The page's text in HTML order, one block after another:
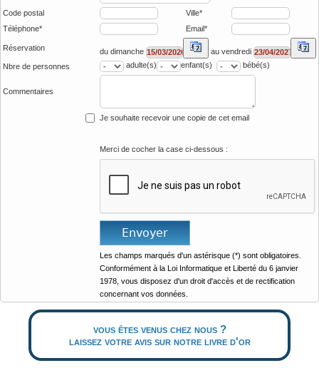
Code postal
Ville*
Téléphone*
Email*
Réservation du dimanche
au vendredi
Nbre de personnes
adulte(s) enfant(s) bébé(s)
Commentaires
Je souhaite recevoir une copie de cet email
Merci de cocher la case ci-dessous :
Les champs marqués d'un astérisque (*) sont obligatoires.
Conformément à la Loi Informatique et Liberté du 6 janvier
1978, vous disposez d'un droit d'accès et de rectification
concernant vos données.
vous êtes venus chez nous ?
laissez votre avis sur notre livre d'or